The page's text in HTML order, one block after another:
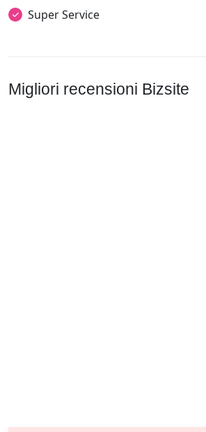
Super Service
Migliori recensioni Bizsite